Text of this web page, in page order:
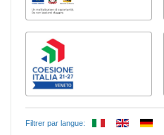
Filtrer par langue: